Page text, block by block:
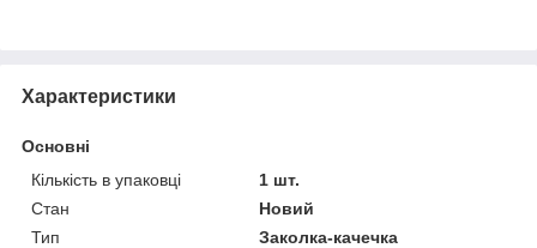
Характеристики
Основні
Кількість в упаковці
1 шт.
Стан
Новий
Тип
Заколка-качечка